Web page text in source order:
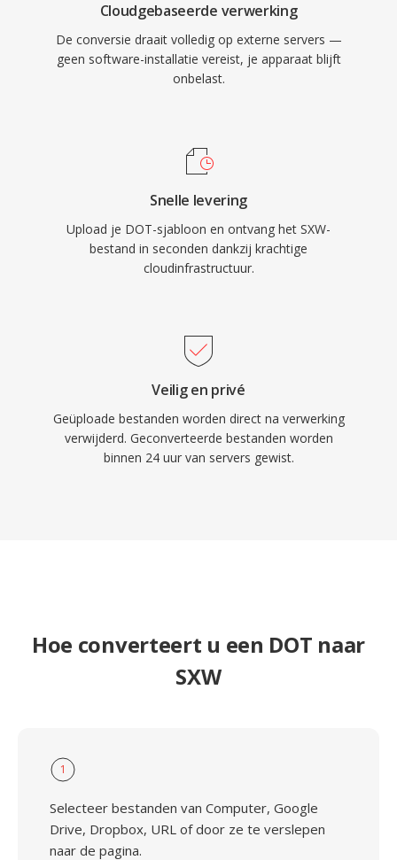
Cloudgebaseerde verwerking
De conversie draait volledig op externe servers —
geen software-installatie vereist, je apparaat blijft
onbelast.
Snelle levering
Upload je DOT-sjabloon en ontvang het SXW-
bestand in seconden dankzij krachtige
cloudinfrastructuur.
Veilig en privé
Geüploade bestanden worden direct na verwerking
verwijderd. Geconverteerde bestanden worden
binnen 24 uur van servers gewist.
Hoe converteert u een DOT naar
SXW
1
Selecteer bestanden van Computer, Google
Drive, Dropbox, URL of door ze te verslepen
naar de pagina.